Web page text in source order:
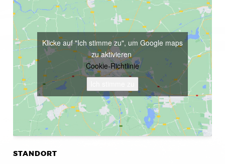
STANDORT
Klicke auf "Ich stimme zu", um Google maps
zu aktivieren
Cookie-Richtlinie